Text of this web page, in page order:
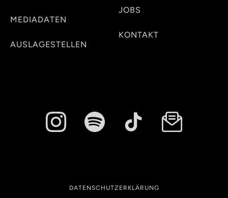
MEDIADATEN
AUSLAGESTELLEN
JOBS
KONTAKT
DATENSCHUTZERKLÄRUNG